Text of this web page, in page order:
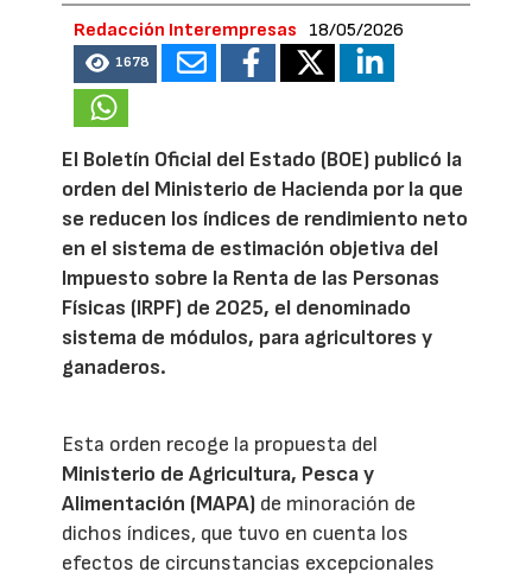
Redacción Interempresas 18/05/2026
1678
El Boletín Oficial del Estado (BOE) publicó la
orden del Ministerio de Hacienda por la que
se reducen los índices de rendimiento neto
en el sistema de estimación objetiva del
Impuesto sobre la Renta de las Personas
Físicas (IRPF) de 2025, el denominado
sistema de módulos, para agricultores y
ganaderos.
Esta orden recoge la propuesta del
Ministerio de Agricultura, Pesca y
Alimentación (MAPA) de minoración de
dichos índices, que tuvo en cuenta los
efectos de circunstancias excepcionales